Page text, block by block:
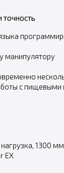
точность
манипулятору
с пищевыми
1300
EX